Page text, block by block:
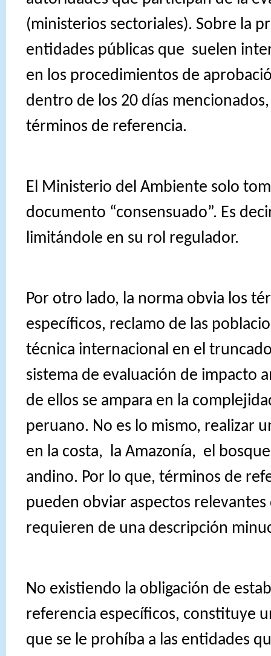
(ministerios sectoriales). Sobre la
entidades públicas que suelen
en los procedimientos de
dentro de los 20 días
términos de referencia.
El Ministerio del Ambiente solo
documento “consensuado”. Es
limitándole en su rol regulador.
Por otro lado, la norma obvia los
específicos, reclamo de las
técnica internacional en el
sistema de evaluación de impacto
de ellos se ampara en la
peruano. No es lo mismo, realizar
en la costa,
la Amazonía, el
andino. Por lo que, términos de
pueden obviar aspectos relevantes
requieren de una descripción
No existiendo la obligación de
referencia específicos, constituye
que se le prohíba a las entidades